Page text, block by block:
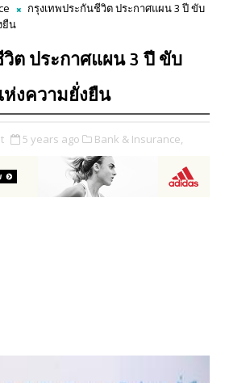
กรุงเทพประกันชีวิต ประกาศแผน 3 ปี ขับ
ยืน
ต ประกาศแผน 3 ปี ขับ
งความยั่งยืน
5 years ago Bank & Insurance,